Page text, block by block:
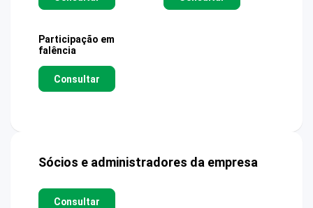
Participação em
falência
Consultar
Sócios e administradores da empresa
Consultar